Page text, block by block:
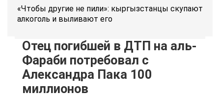
«Чтобы другие не пили»: кыргызстанцы скупают
алкоголь и выливают его